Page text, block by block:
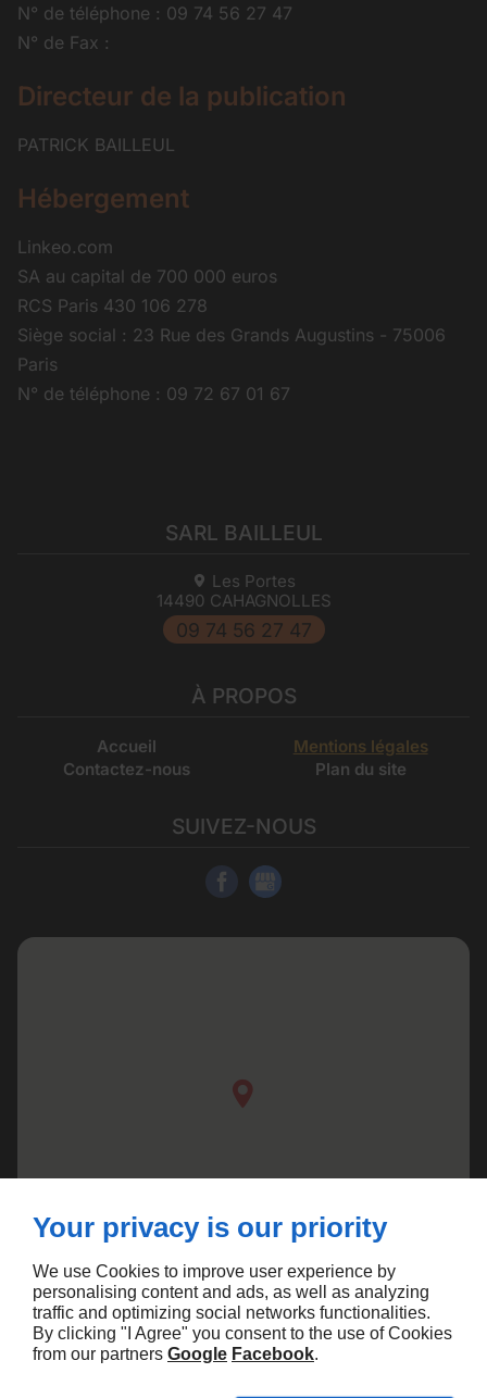
N° de téléphone : 09 74 56 27 47
N° de Fax :
Directeur de la publication
PATRICK BAILLEUL
Hébergement
Linkeo.com
SA au capital de 700 000 euros
RCS Paris 430 106 278
Siège social : 23 Rue des Grands Augustins - 75006
Paris
N° de téléphone : 09 72 67 01 67
SARL BAILLEUL
Les Portes
14490 CAHAGNOLLES
09 74 56 27 47
À PROPOS
Accueil
Contactez-nous
Mentions légales
Plan du site
SUIVEZ-NOUS
Your privacy is our priority
We use Cookies to improve user experience by
personalising content and ads, as well as analyzing
traffic and optimizing social networks functionalities.
By clicking "I Agree" you consent to the use of Cookies
from our partners Google Facebook.